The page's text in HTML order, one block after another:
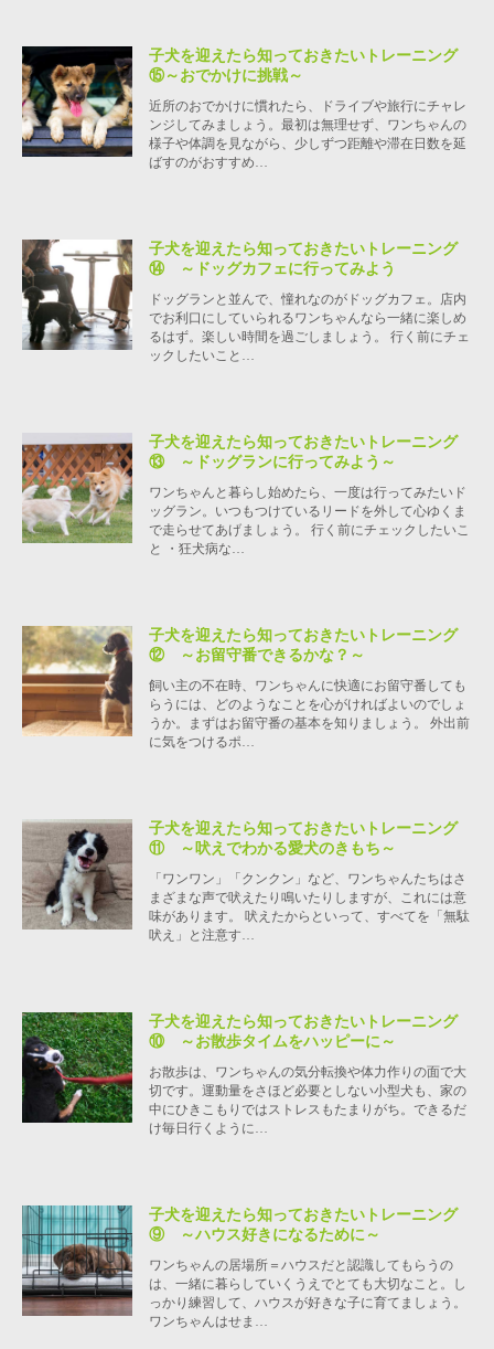
子犬を迎えたら知っておきたいトレーニング
⑮～おでかけに挑戦～
近所のおでかけに慣れたら、ドライブや旅行にチャレ
ンジしてみましょう。最初は無理せず、ワンちゃんの
様子や体調を見ながら、少しずつ距離や滞在日数を延
ばすのがおすすめ…
子犬を迎えたら知っておきたいトレーニング
⑭ ～ドッグカフェに行ってみよう
ドッグランと並んで、憧れなのがドッグカフェ。店内
でお利口にしていられるワンちゃんなら一緒に楽しめ
るはず。楽しい時間を過ごしましょう。 行く前にチェ
ックしたいこと…
子犬を迎えたら知っておきたいトレーニング
⑬ ～ドッグランに行ってみよう～
ワンちゃんと暮らし始めたら、一度は行ってみたいド
ッグラン。いつもつけているリードを外して心ゆくま
で走らせてあげましょう。 行く前にチェックしたいこ
と ・狂犬病な…
子犬を迎えたら知っておきたいトレーニング
⑫ ～お留守番できるかな？～
飼い主の不在時、ワンちゃんに快適にお留守番しても
らうには、どのようなことを心がければよいのでしょ
うか。まずはお留守番の基本を知りましょう。 外出前
に気をつけるポ…
子犬を迎えたら知っておきたいトレーニング
⑪ ～吠えでわかる愛犬のきもち～
「ワンワン」「クンクン」など、ワンちゃんたちはさ
まざまな声で吠えたり鳴いたりしますが、これには意
味があります。 吠えたからといって、すべてを「無駄
吠え」と注意す…
子犬を迎えたら知っておきたいトレーニング
⑩ ～お散歩タイムをハッピーに～
お散歩は、ワンちゃんの気分転換や体力作りの面で大
切です。運動量をさほど必要としない小型犬も、家の
中にひきこもりではストレスもたまりがち。できるだ
け毎日行くように…
子犬を迎えたら知っておきたいトレーニング
⑨ ～ハウス好きになるために～
ワンちゃんの居場所＝ハウスだと認識してもらうの
は、一緒に暮らしていくうえでとても大切なこと。し
っかり練習して、ハウスが好きな子に育てましょう。
ワンちゃんはせま…